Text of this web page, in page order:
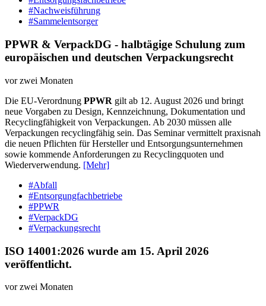
#Nachweisführung
#Sammelentsorger
PPWR & VerpackDG - halbtägige Schulung zum
europäischen und deutschen Verpackungsrecht
vor zwei Monaten
Die EU-Verordnung PPWR gilt ab 12. August 2026 und bringt
neue Vorgaben zu Design, Kennzeichnung, Dokumentation und
Recyclingfähigkeit von Verpackungen. Ab 2030 müssen alle
Verpackungen recyclingfähig sein. Das Seminar vermittelt praxisnah
die neuen Pflichten für Hersteller und Entsorgungsunternehmen
sowie kommende Anforderungen zu Recyclingquoten und
Wiederverwendung. [Mehr]
#Abfall
#Entsorgungfachbetriebe
#PPWR
#VerpackDG
#Verpackungsrecht
ISO 14001:2026 wurde am 15. April 2026
veröffentlicht.
vor zwei Monaten